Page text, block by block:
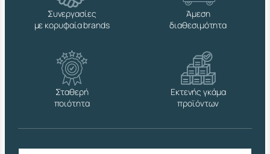
4
2
Συνεργασίες
με κορυφαία brands
Άμεση
διαθεσιμότητα
Σταθερή
ποιότητα
Εκτενής γκάμα
προϊόντων